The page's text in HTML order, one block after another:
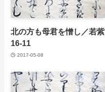
北の方も母君を憎し／若紫
16-11
2017-05-08